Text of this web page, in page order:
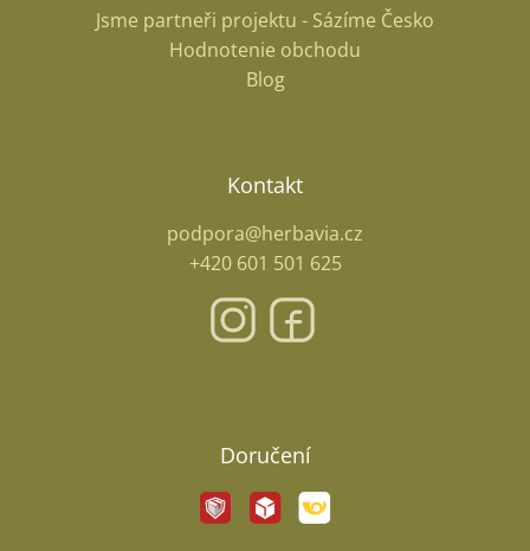
Jsme partneři projektu - Sázíme Česko
Hodnotenie obchodu
Blog
Kontakt
podpora@herbavia.cz
+420 601 501 625
Doručení